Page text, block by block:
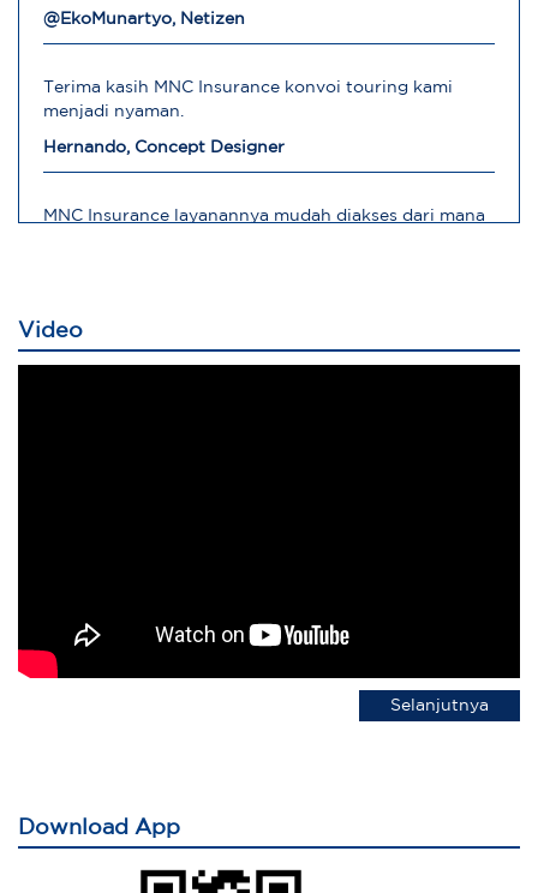
@EkoMunartyo, Netizen
Terima kasih MNC Insurance konvoi touring kami
menjadi nyaman.
Hernando, Concept Designer
MNC Insurance layanannya mudah diakses dari mana
Video
Selanjutnya
Download App